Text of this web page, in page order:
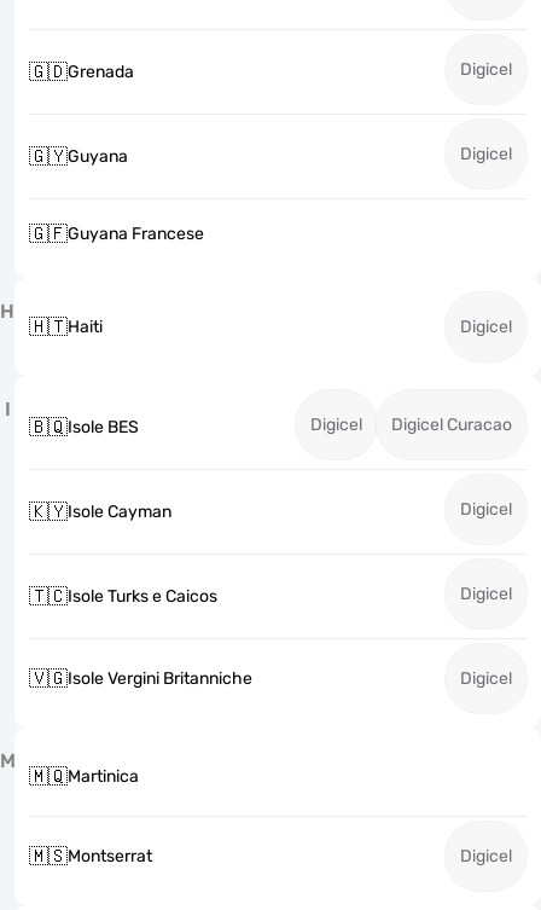
🇬🇩Grenada Digicel
🇬🇾Guyana Digicel
🇬🇫Guyana Francese
H
🇭🇹Haiti Digicel
I
🇧🇶Isole BES Digicel Digicel Curacao
🇰🇾Isole Cayman Digicel
🇹🇨Isole Turks e Caicos Digicel
🇻🇬Isole Vergini Britanniche Digicel
M
🇲🇶Martinica
🇲🇸Montserrat Digicel